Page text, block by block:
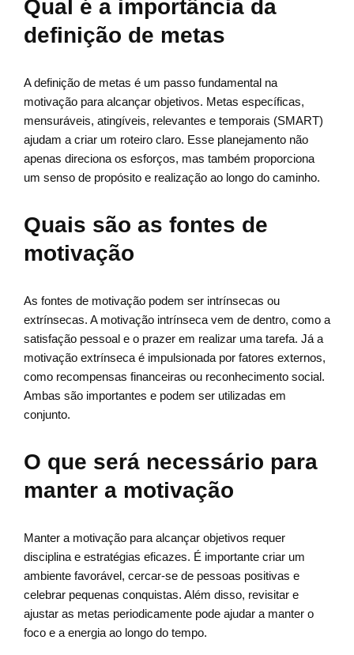
Qual é a importância da
definição de metas
A definição de metas é um passo fundamental na
motivação para alcançar objetivos. Metas específicas,
mensuráveis, atingíveis, relevantes e temporais (SMART)
ajudam a criar um roteiro claro. Esse planejamento não
apenas direciona os esforços, mas também proporciona
um senso de propósito e realização ao longo do caminho.
Quais são as fontes de
motivação
As fontes de motivação podem ser intrínsecas ou
extrínsecas. A motivação intrínseca vem de dentro, como a
satisfação pessoal e o prazer em realizar uma tarefa. Já a
motivação extrínseca é impulsionada por fatores externos,
como recompensas financeiras ou reconhecimento social.
Ambas são importantes e podem ser utilizadas em
conjunto.
O que será necessário para
manter a motivação
Manter a motivação para alcançar objetivos requer
disciplina e estratégias eficazes. É importante criar um
ambiente favorável, cercar-se de pessoas positivas e
celebrar pequenas conquistas. Além disso, revisitar e
ajustar as metas periodicamente pode ajudar a manter o
foco e a energia ao longo do tempo.